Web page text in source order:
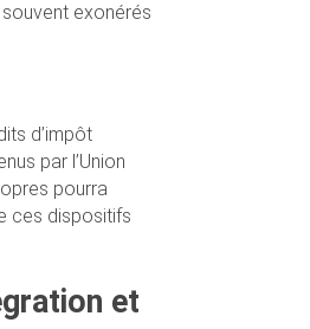
exonérés
d’impôt
par l’Union
pourra
ces dispositifs
et